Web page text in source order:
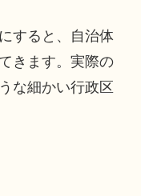
すると、自治体
きます。実際の
な細かい行政区